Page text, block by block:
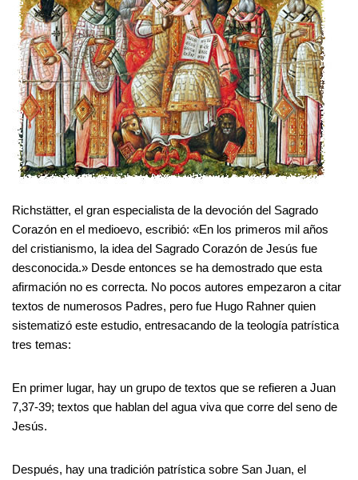
Richstätter, el gran especialista de la devoción del Sagrado
Corazón en el medioevo, escribió: «En los primeros mil años
del cristianismo, la idea del Sagrado Corazón de Jesús fue
desconocida.» Desde entonces se ha demostrado que esta
afirmación no es correcta. No pocos autores empezaron a citar
textos de numerosos Padres, pero fue Hugo Rahner quien
sistematizó este estudio, entresacando de la teología patrística
tres temas:
En primer lugar, hay un grupo de textos que se refieren a Juan
7,37-39; textos que hablan del agua viva que corre del seno de
Jesús.
Después, hay una tradición patrística sobre San Juan, el